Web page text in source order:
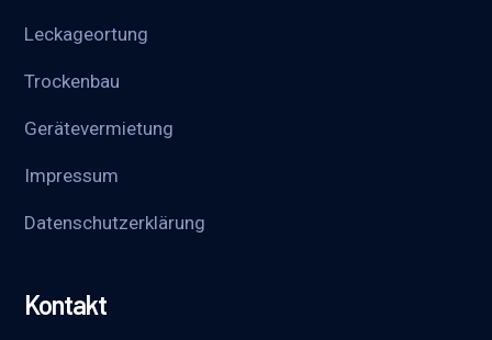
Leckageortung
Trockenbau
Gerätevermietung
Impressum
Datenschutzerklärung
Kontakt